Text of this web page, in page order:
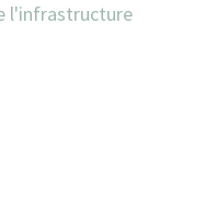
l'infrastructure